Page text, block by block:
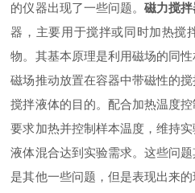
的仪器出现了一些问题。 磁力搅拌
器，主要用于搅拌或同时加热搅
物。其基本原理是利用磁场的同
磁场推动放置在容器中带磁性的
搅拌液体的目的。配合加热温度
要求加热并控制样本温度，维持
液体混合达到实验需求。这些问
是其他一些问题，但是表现出来